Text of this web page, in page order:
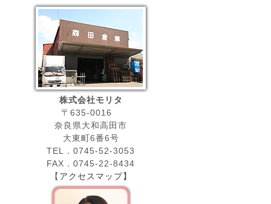
株式会社モリタ
〒635-0016
奈良県大和高田市
大東町6番6号
TEL．0745-52-3053
FAX．0745-22-8434
【 アクセスマップ】